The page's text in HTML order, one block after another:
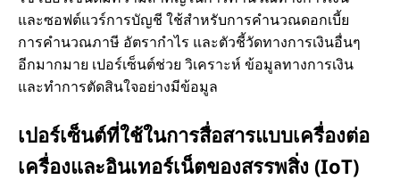
และซอฟต์แวร์การบัญชี ใช้สำหรับการคำนวณดอกเบี้ย
การคำนวณภาษี อัตรากำไร และตัวชี้วัดทางการเงินอื่นๆ
อีกมากมาย เปอร์เซ็นต์ช่วย วิเคราะห์ ข้อมูลทางการเงิน
และทำการตัดสินใจอย่างมีข้อมูล
เปอร์เซ็นต์ที่ใช้ในการสื่อสารแบบเครื่องต่อ
เครื่องและอินเทอร์เน็ตของสรรพสิ่ง (IoT)